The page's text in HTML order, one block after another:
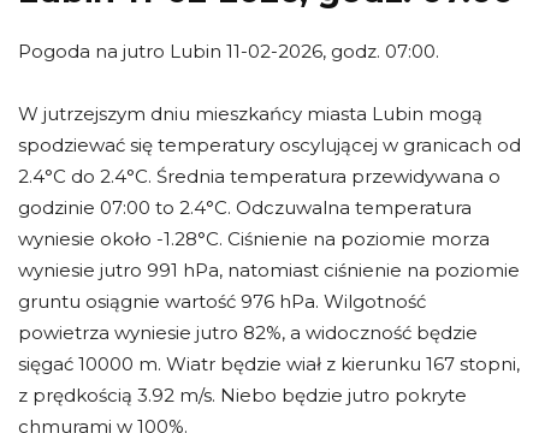
Pogoda na jutro Lubin 11-02-2026, godz. 07:00.
W jutrzejszym dniu mieszkańcy miasta Lubin mogą
spodziewać się temperatury oscylującej w granicach od
2.4°C do 2.4°C. Średnia temperatura przewidywana o
godzinie 07:00 to 2.4°C. Odczuwalna temperatura
wyniesie około -1.28°C. Ciśnienie na poziomie morza
wyniesie jutro 991 hPa, natomiast ciśnienie na poziomie
gruntu osiągnie wartość 976 hPa. Wilgotność
powietrza wyniesie jutro 82%, a widoczność będzie
sięgać 10000 m. Wiatr będzie wiał z kierunku 167 stopni,
z prędkością 3.92 m/s. Niebo będzie jutro pokryte
chmurami w 100%.